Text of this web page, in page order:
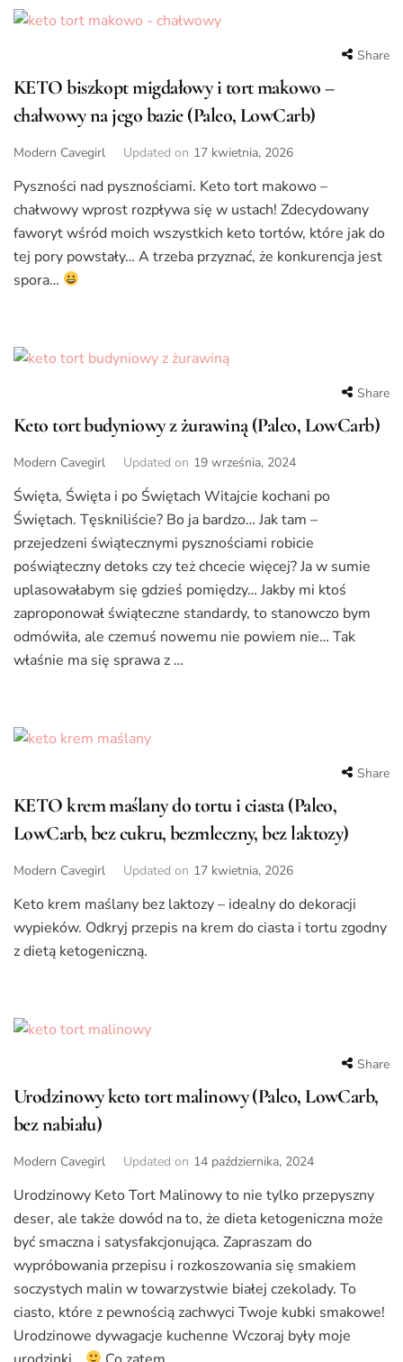
Share
KETO biszkopt migdałowy i tort makowo –
chałwowy na jego bazie (Paleo, LowCarb)
Modern Cavegirl Updated on 17 kwietnia, 2026
Pyszności nad pysznościami. Keto tort makowo –
chałwowy wprost rozpływa się w ustach! Zdecydowany
faworyt wśród moich wszystkich keto tortów, które jak do
tej pory powstały… A trzeba przyznać, że konkurencja jest
spora…
Share
Keto tort budyniowy z żurawiną (Paleo, LowCarb)
Modern Cavegirl Updated on 19 września, 2024
Święta, Święta i po Świętach Witajcie kochani po
Świętach. Tęskniliście? Bo ja bardzo… Jak tam –
przejedzeni świątecznymi pysznościami robicie
poświąteczny detoks czy też chcecie więcej? Ja w sumie
uplasowałabym się gdzieś pomiędzy… Jakby mi ktoś
zaproponował świąteczne standardy, to stanowczo bym
odmówiła, ale czemuś nowemu nie powiem nie… Tak
właśnie ma się sprawa z …
Share
KETO krem maślany do tortu i ciasta (Paleo,
LowCarb, bez cukru, bezmleczny, bez laktozy)
Modern Cavegirl Updated on 17 kwietnia, 2026
Keto krem maślany bez laktozy – idealny do dekoracji
wypieków. Odkryj przepis na krem do ciasta i tortu zgodny
z dietą ketogeniczną.
Share
Urodzinowy keto tort malinowy (Paleo, LowCarb,
bez nabiału)
Modern Cavegirl Updated on 14 października, 2024
Urodzinowy Keto Tort Malinowy to nie tylko przepyszny
deser, ale także dowód na to, że dieta ketogeniczna może
być smaczna i satysfakcjonująca. Zapraszam do
wypróbowania przepisu i rozkoszowania się smakiem
soczystych malin w towarzystwie białej czekolady. To
ciasto, które z pewnością zachwyci Twoje kubki smakowe!
Urodzinowe dywagacje kuchenne Wczoraj były moje